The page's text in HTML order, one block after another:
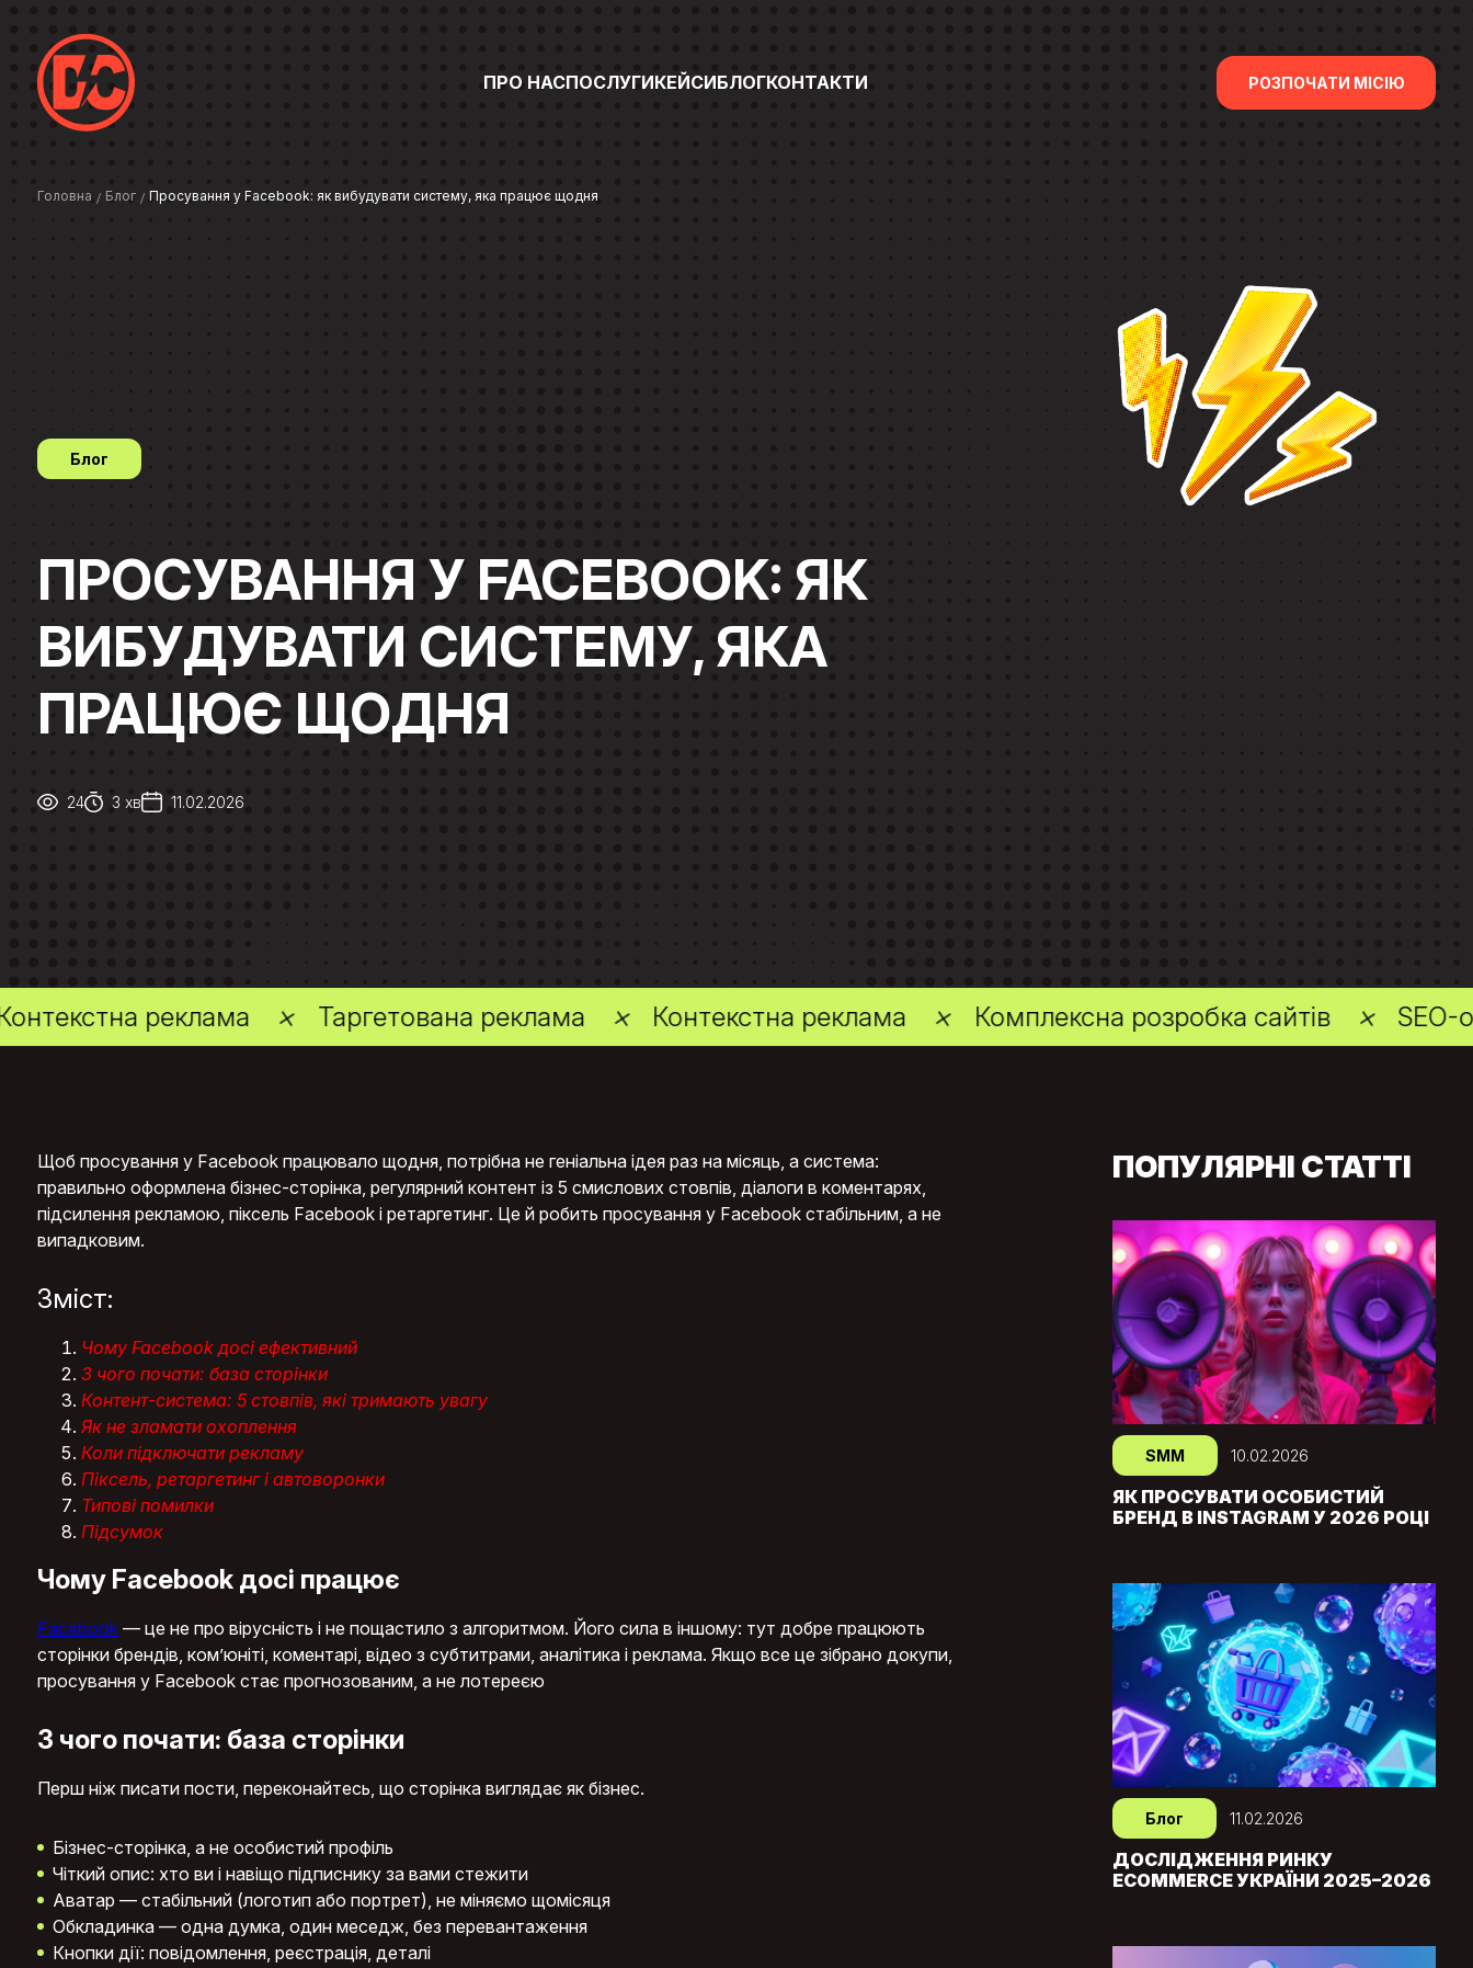
ПРО НАСПОСЛУГИКЕЙСИБЛОГКОНТАКТИ РОЗПОЧАТИ МІСІЮ
Головна Блог Просування у Facebook: як вибудувати систему, яка працює щодня
Блог
ПРОСУВАННЯ У FACEBOOK: ЯК
ВИБУДУВАТИ СИСТЕМУ, ЯКА
ПРАЦЮЄ ЩОДНЯ
24 3 хв 11.02.2026
Таргетована реклама Контекстна реклама Комплексна розробка сайтів SEO-
Щоб просування у Facebook працювало щодня, потрібна не геніальна ідея раз на місяць, а система:
правильно оформлена бізнес-сторінка, регулярний контент із 5 смислових стовпів, діалоги в коментарях,
підсилення рекламою, піксель Facebook і ретаргетинг. Це й робить просування у Facebook стабільним, а не
випадковим.
Зміст:
Чому Facebook досі ефективний
З чого почати: база сторінки
Контент-система: 5 стовпів, які тримають увагу
Як не зламати охоплення
Коли підключати рекламу
Піксель, ретаргетинг і автоворонки
Типові помилки
Підсумок
Чому Facebook досі працює
Facebook— це не про вірусність і не пощастило з алгоритмом. Його сила в іншому: тут добре працюють
сторінки брендів, комʼюніті, коментарі, відео з субтитрами, аналітика і реклама. Якщо все це зібрано докупи,
просування у Facebook стає прогнозованим, а не лотереєю
З чого почати: база сторінки
Перш ніж писати пости, переконайтесь, що сторінка виглядає як бізнес.
Бізнес-сторінка, а не особистий профіль
Чіткий опис: хто ви і навіщо підписнику за вами стежити
Аватар — стабільний (логотип або портрет), не міняємо щомісяця
Обкладинка — одна думка, один меседж, без перевантаження
Кнопки дії: повідомлення, реєстрація, деталі
ПОПУЛЯРНІ СТАТТІ
SMM 10.02.2026
ЯК ПРОСУВАТИ ОСОБИСТИЙ
БРЕНД В INSTAGRAM У 2026 РОЦІ
Блог 11.02.2026
ДОСЛІДЖЕННЯ РИНКУ
ECOMMERCE УКРАЇНИ 2025–2026